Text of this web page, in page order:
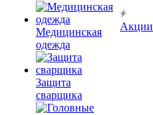
Медицинская
одежда
Защита
сварщика
Акции